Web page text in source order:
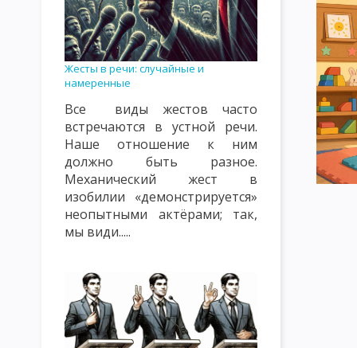
КЛАССИФИКАЦИЯ УРОКОВ. ТИПЫ УРОКОВ. ВИДЫ УРОКОВ
ВИДЫ, ФОРМЫ И МЕТОДЫ КОНТРОЛЯ И ОЦЕНКИ
СОДЕРЖАНИЕ ПЕДАГОГИЧЕСКОГО ПОНЯТИЯ «ВОСПИТАНИЕ»
ОБЪЕКТЫ ВОСПИТАТЕЛЬНОГО ВОЗДЕЙСТВИЯ: СОЗНАНИЕ,
ТЕОРИЯ ВОСПИТАНИЯ КАК НАУЧНАЯ И УЧЕБНАЯ ДИСЦИПЛИНА
ФУНКЦИИ ТЕОРИИ ВОСПИТАНИЯ СУТЬ ПРОЦЕССА
КЛАССИФИКАЦИЯ МЕТОДОВ ВОСПИТАНИЯ. ВОСПИТАННИКИ
ЦЕЛЬ И ЭМОЦИОНАЛЬНО-МОТИВАЦИОННЫЙ КОМПОНЕНТ
КОНТРОЛЬНО-РЕГУЛИРОВОЧНЫЙ КОМПОНЕНТ УЧЕБНОГО
ЗАКОНЫ ВОСПИТАНИЯ И ИХ ХАРАКТЕРИСТИКА
ХАРАКТЕРИСТИКА ПРИНЦИПОВ ВОСПИТАНИЯ
Жесты в речи: случайные и
намеренные
Все виды жестов часто
встречаются в устной речи.
Наше отношение к ним
должно быть разное.
Механический жест в
изобилии «демонстрируется»
неопытными актёрами; так,
мы види.....